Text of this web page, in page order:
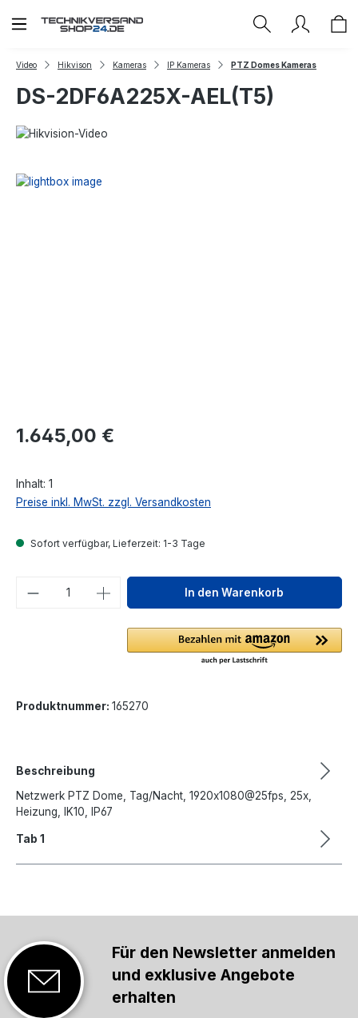
Zum Hauptinhalt springen
Video Hikvison Kameras IP Kameras PTZ Domes Kameras
DS-2DF6A225X-AEL(T5)
Regulärer Preis:
1.645,00 €
Inhalt: 1
Preise inkl. MwSt. zzgl. Versandkosten
Sofort verfügbar, Lieferzeit: 1-3 Tage
Produkt Anzahl: Gib denIn den Warenkorb
Produktnummer: 165270
Beschreibung
Netzwerk PTZ Dome, Tag/Nacht, 1920x1080@25fps, 25x,
Heizung, IK10, IP67
Tab 1
Für den Newsletter anmelden
und exklusive Angebote
erhalten